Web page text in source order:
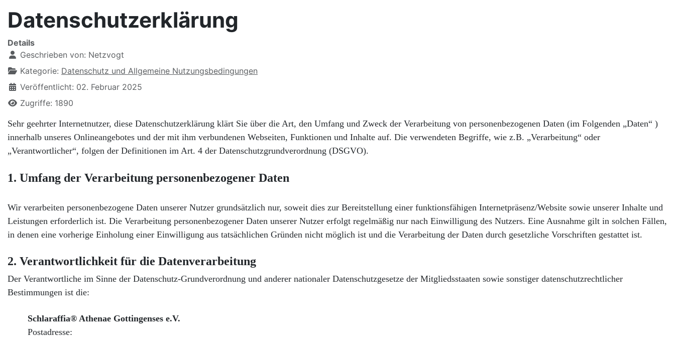
Datenschutzerklärung
Details
Geschrieben von: Netzvogt
Kategorie: Datenschutz und Allgemeine Nutzungsbedingungen
Veröffentlicht: 02. Februar 2025
Zugriffe: 1890
Sehr geehrter Internetnutzer, diese Datenschutzerklärung klärt Sie über die Art, den Umfang und Zweck der Verarbeitung von personenbezogenen Daten (im Folgenden „Daten“ )
innerhalb unseres Onlineangebotes und der mit ihm verbundenen Webseiten, Funktionen und Inhalte auf. Die verwendeten Begriffe, wie z.B. „Verarbeitung“ oder
„Verantwortlicher“, folgen der Definitionen im Art. 4 der Datenschutzgrundverordnung (DSGVO).
1. Umfang der Verarbeitung personenbezogener Daten
Wir verarbeiten personenbezogene Daten unserer Nutzer grundsätzlich nur, soweit dies zur Bereitstellung einer funktionsfähigen Internetpräsenz/Website sowie unserer Inhalte und
Leistungen erforderlich ist. Die Verarbeitung personenbezogener Daten unserer Nutzer erfolgt regelmäßig nur nach Einwilligung des Nutzers. Eine Ausnahme gilt in solchen Fällen,
in denen eine vorherige Einholung einer Einwilligung aus tatsächlichen Gründen nicht möglich ist und die Verarbeitung der Daten durch gesetzliche Vorschriften gestattet ist.
2. Verantwortlichkeit für die Datenverarbeitung
Der Verantwortliche im Sinne der Datenschutz-Grundverordnung und anderer nationaler Datenschutzgesetze der Mitgliedsstaaten sowie sonstiger datenschutzrechtlicher
Bestimmungen ist die:
Schlaraffia® Athenae Gottingenses e.V.
Postadresse: